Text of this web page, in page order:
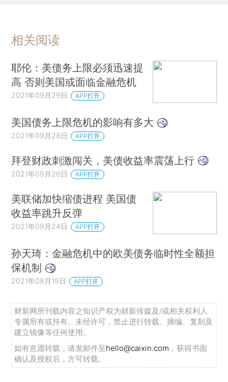
相关阅读
耶伦：美债务上限必须迅速提
高 否则美国或面临金融危机
2021年09月29日 APP打开
美国债务上限危机的影响有多大
2021年09月28日 APP打开
拜登财政刺激闯关，美债收益率震荡上行
2021年09月26日 APP打开
美联储加快缩债进程 美国债
收益率跳升反弹
2021年09月24日 APP打开
孙天琦：金融危机中的欧美债务临时性全额担
保机制
2021年08月19日 APP打开
财新网所刊载内容之知识产权为财新传媒及/或相关权利人
专属所有或持有。未经许可，禁止进行转载、摘编、复制及
建立镜像等任何使用。
如有意愿转载，请发邮件至hello@caixin.com ，获得书面
确认及授权后，方可转载。